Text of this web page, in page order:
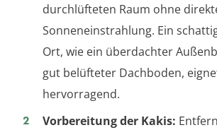
durchlüfteten Raum ohne
Sonneneinstrahlung. Ein
Ort, wie ein überdachter
gut belüfteter Dachboden,
hervorragend.
Vorbereitung der Kakis: